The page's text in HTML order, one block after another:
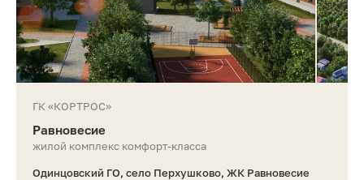
ГК «КОРТРОС»
Равновесие
жилой комплекс комфорт-класса
Одинцовский ГО, село Перхушково, ЖК Равновесие